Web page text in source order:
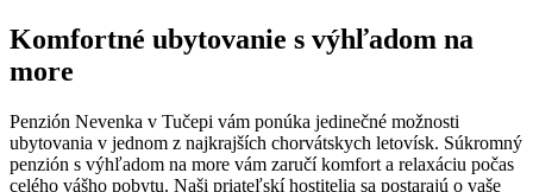
Komfortné ubytovanie s výhľadom na
more
Penzión Nevenka v Tučepi vám ponúka jedinečné možnosti
ubytovania v jednom z najkrajších chorvátskych letovísk. Súkromný
penzión s výhľadom na more vám zaručí komfort a relaxáciu počas
celého vášho pobytu. Naši priateľskí hostitelia sa postarajú o vaše